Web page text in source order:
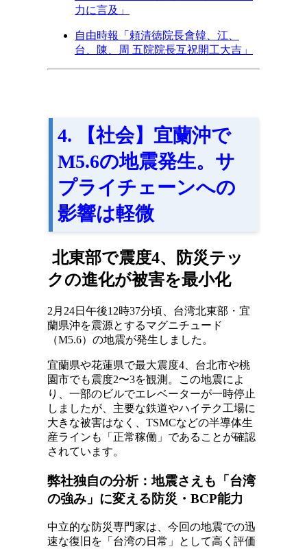
力に言及」
自由時報「頼清徳院長會韓、江、
台、陳、周 五院院長互祝開工大吉」
4. 【社会】宜蘭沖で
M5.6の地震発生。サ
プライチェーンへの
影響は軽微
北東部で震度4、防災テッ
クの進化が被害を最小化
2月24日午後12時37分頃、台湾北東部・宜
蘭県沖を震源とするマグニチュード
（M5.6）の地震が発生しました。
宜蘭県や花蓮県で最大震度4、台北市や桃
園市でも震度2〜3を観測。この地震によ
り、一部のビルでエレベーターが一時停止
しましたが、主要な鉄道やハイテク工場に
大きな被害はなく、TSMCなどの半導体生
産ラインも「正常稼働」であることが確認
されています。
弊社独自の分析：地震さえも「台湾
の強み」に変える防災・BCP能力
中立的な防災専門家は、今回の地震での迅
速な復旧を「台湾の日常」として高く評価